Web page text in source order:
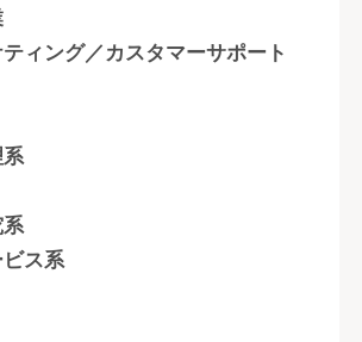
ィング／カスタマーサポート
ス系